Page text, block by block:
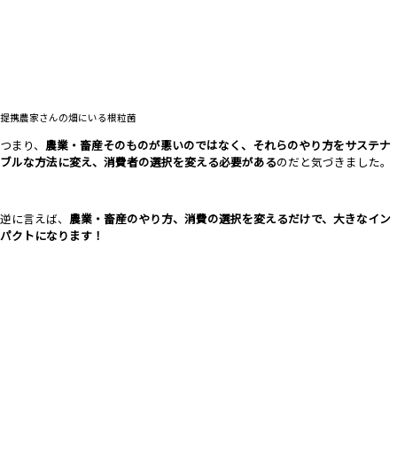
提携農家さんの畑にいる根粒菌
つまり、 農業・畜産そのものが悪いのではなく、それらのやり方をサステナ
ブルな方法に変え、消費者の選択を変える必要があるのだと気づきました。
逆に言えば、 農業・畜産のやり方、消費の選択を変えるだけで、大きなイン
パクトになります！